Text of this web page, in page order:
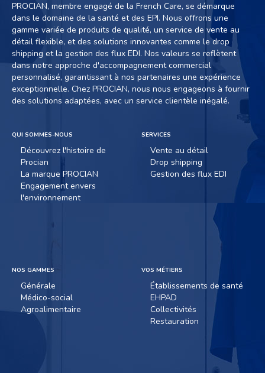
PROCIAN, membre engagé de la French Care, se démarque
dans le domaine de la santé et des EPI. Nous offrons une
gamme variée de produits de qualité, un service de vente au
détail flexible, et des solutions innovantes comme le drop
shipping et la gestion des flux EDI. Nos valeurs se reflètent
dans notre approche d'accompagnement commercial
personnalisé, garantissant à nos partenaires une expérience
exceptionnelle. Chez PROCIAN, nous nous engageons à fournir
des solutions adaptées, avec un service clientèle inégalé.
QUI SOMMES-NOUS
Découvrez l'histoire de
Procian
La marque PROCIAN
Engagement envers
l'environnement
SERVICES
Vente au détail
Drop shipping
Gestion des flux EDI
NOS GAMMES
Générale
Médico-social
Agroalimentaire
VOS MÉTIERS
Établissements de santé
EHPAD
Collectivités
Restauration